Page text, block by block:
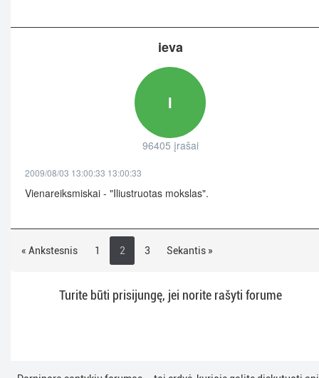
ieva
I
96405 įrašai
2009/08/03 13:00:33 13:00:33
Vienareiksmiskai - "Iliustruotas mokslas".
« Ankstesnis 1 2 3 Sekantis »
Turite būti prisijungę, jei norite rašyti forume